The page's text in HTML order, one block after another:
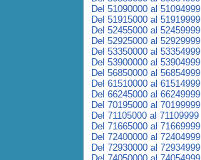
Del 51090000 al 51094999
Del 51915000 al 51919999
Del 52455000 al 52459999
Del 52925000 al 52929999
Del 53350000 al 53354999
Del 53900000 al 53904999
Del 56850000 al 56854999
Del 61510000 al 61514999
Del 66245000 al 66249999
Del 70195000 al 70199999
Del 71105000 al 71109999
Del 71665000 al 71669999
Del 72400000 al 72404999
Del 72930000 al 72934999